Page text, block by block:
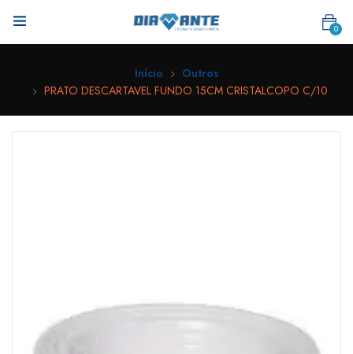
0
Início
Outros
PRATO DESCARTAVEL FUNDO 15CM CRISTALCOPO C/10